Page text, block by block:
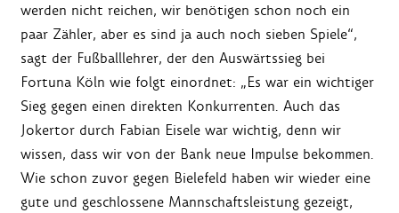
werden nicht reichen, wir benötigen schon noch ein
paar Zähler, aber es sind ja auch noch sieben Spiele“,
sagt der Fußballlehrer, der den Auswärtssieg bei
Fortuna Köln wie folgt einordnet: „Es war ein wichtiger
Sieg gegen einen direkten Konkurrenten. Auch das
Jokertor durch Fabian Eisele war wichtig, denn wir
wissen, dass wir von der Bank neue Impulse bekommen.
Wie schon zuvor gegen Bielefeld haben wir wieder eine
gute und geschlossene Mannschaftsleistung gezeigt,